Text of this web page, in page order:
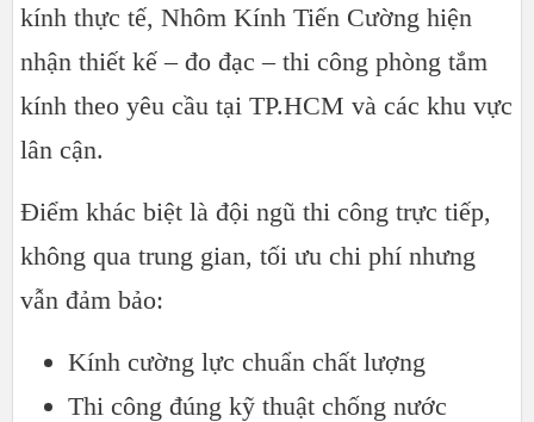
kính thực tế, Nhôm Kính Tiến Cường hiện
nhận thiết kế – đo đạc – thi công phòng tắm
kính theo yêu cầu tại TP.HCM và các khu vực
lân cận.
Điểm khác biệt là đội ngũ thi công trực tiếp,
không qua trung gian, tối ưu chi phí nhưng
vẫn đảm bảo:
Kính cường lực chuẩn chất lượng
Thi công đúng kỹ thuật chống nước